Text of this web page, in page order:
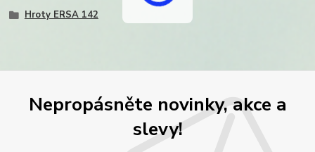
Hroty ERSA 142
Nepropásněte novinky, akce a
slevy!